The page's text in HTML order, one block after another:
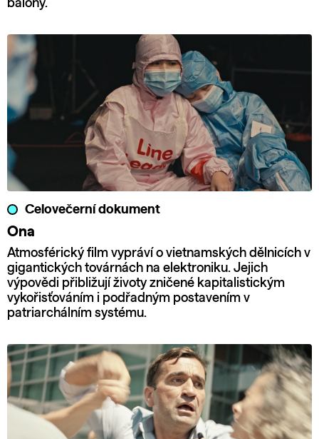
balony.
Celovečerní dokument
Ona
Atmosférický film vypráví o vietnamských dělnicích v
gigantických továrnách na elektroniku. Jejich
výpovědi přibližují životy zničené kapitalistickým
vykořisťováním i podřadným postavením v
patriarchálním systému.